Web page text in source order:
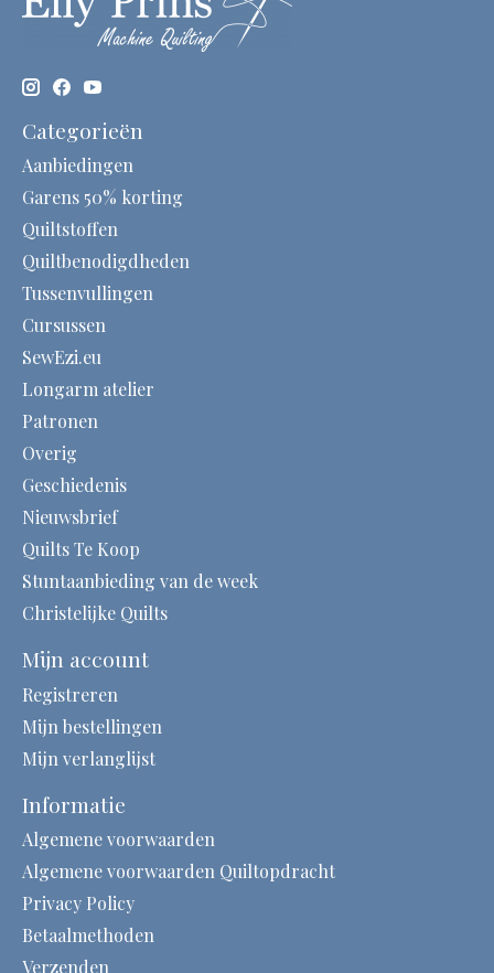
Categorieën
Aanbiedingen
Garens 50% korting
Quiltstoffen
Quiltbenodigdheden
Tussenvullingen
Cursussen
SewEzi.eu
Longarm atelier
Patronen
Overig
Geschiedenis
Nieuwsbrief
Quilts Te Koop
Stuntaanbieding van de week
Christelijke Quilts
Mijn account
Registreren
Mijn bestellingen
Mijn verlanglijst
Informatie
Algemene voorwaarden
Algemene voorwaarden Quiltopdracht
Privacy Policy
Betaalmethoden
Verzenden